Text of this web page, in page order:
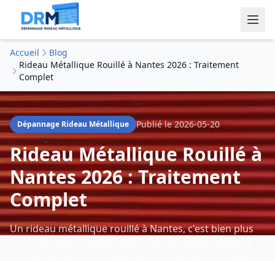
Accueil
Blog
Rideau Métallique Rouillé à Nantes 2026 : Traitement
Complet
Dépannage Rideau Métallique Publié le2026-05-20
Rideau Métallique Rouillé à
Nantes 2026 : Traitement
Complet
Un rideau métallique rouillé à Nantes, c'est bien plus